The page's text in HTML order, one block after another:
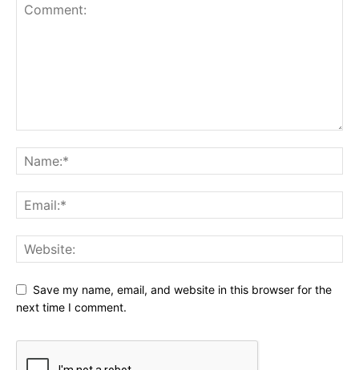
Save my name, email, and website in this browser for the
next time I comment.